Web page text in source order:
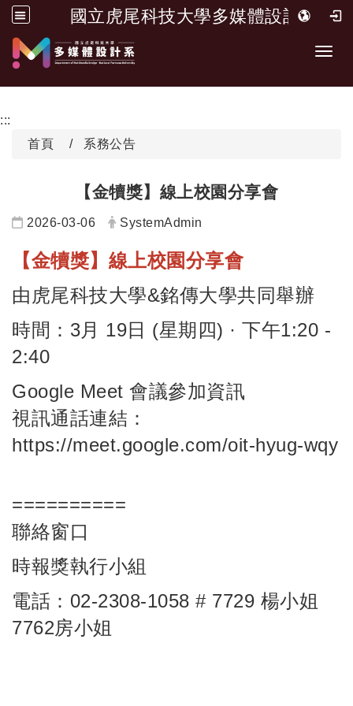
國立虎尾科技大學多媒體設計系
跳到主要內容
:::
首頁
系務公告
【金犢獎】線上校園分享會
日期：
2026-03-06 發布者：
SystemAdmin
【金犢獎】線上校園分享會
由虎尾科技大學&銘傳大學共同舉辦
時間：3月 19日 (星期四) · 下午1:20 -
2:40
Google Meet 會議參加資訊
視訊通話連結：
https://meet.google.com/oit-hyug-wqy
==========
聯絡窗口
時報獎執行小組
電話：02-2308-1058 # 7729 楊小姐
7762房小姐